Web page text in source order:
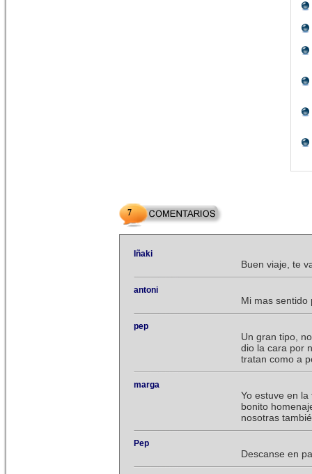
7
Iñaki
Buen viaje, te
antoni
Mi mas sentido
pep
Un gran tipo,
dio la cara por
tratan como a
marga
Yo estuve en
bonito
nosotras
Pep
Descanse en